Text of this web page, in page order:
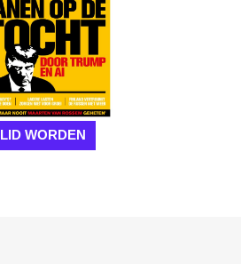
LID WORDEN